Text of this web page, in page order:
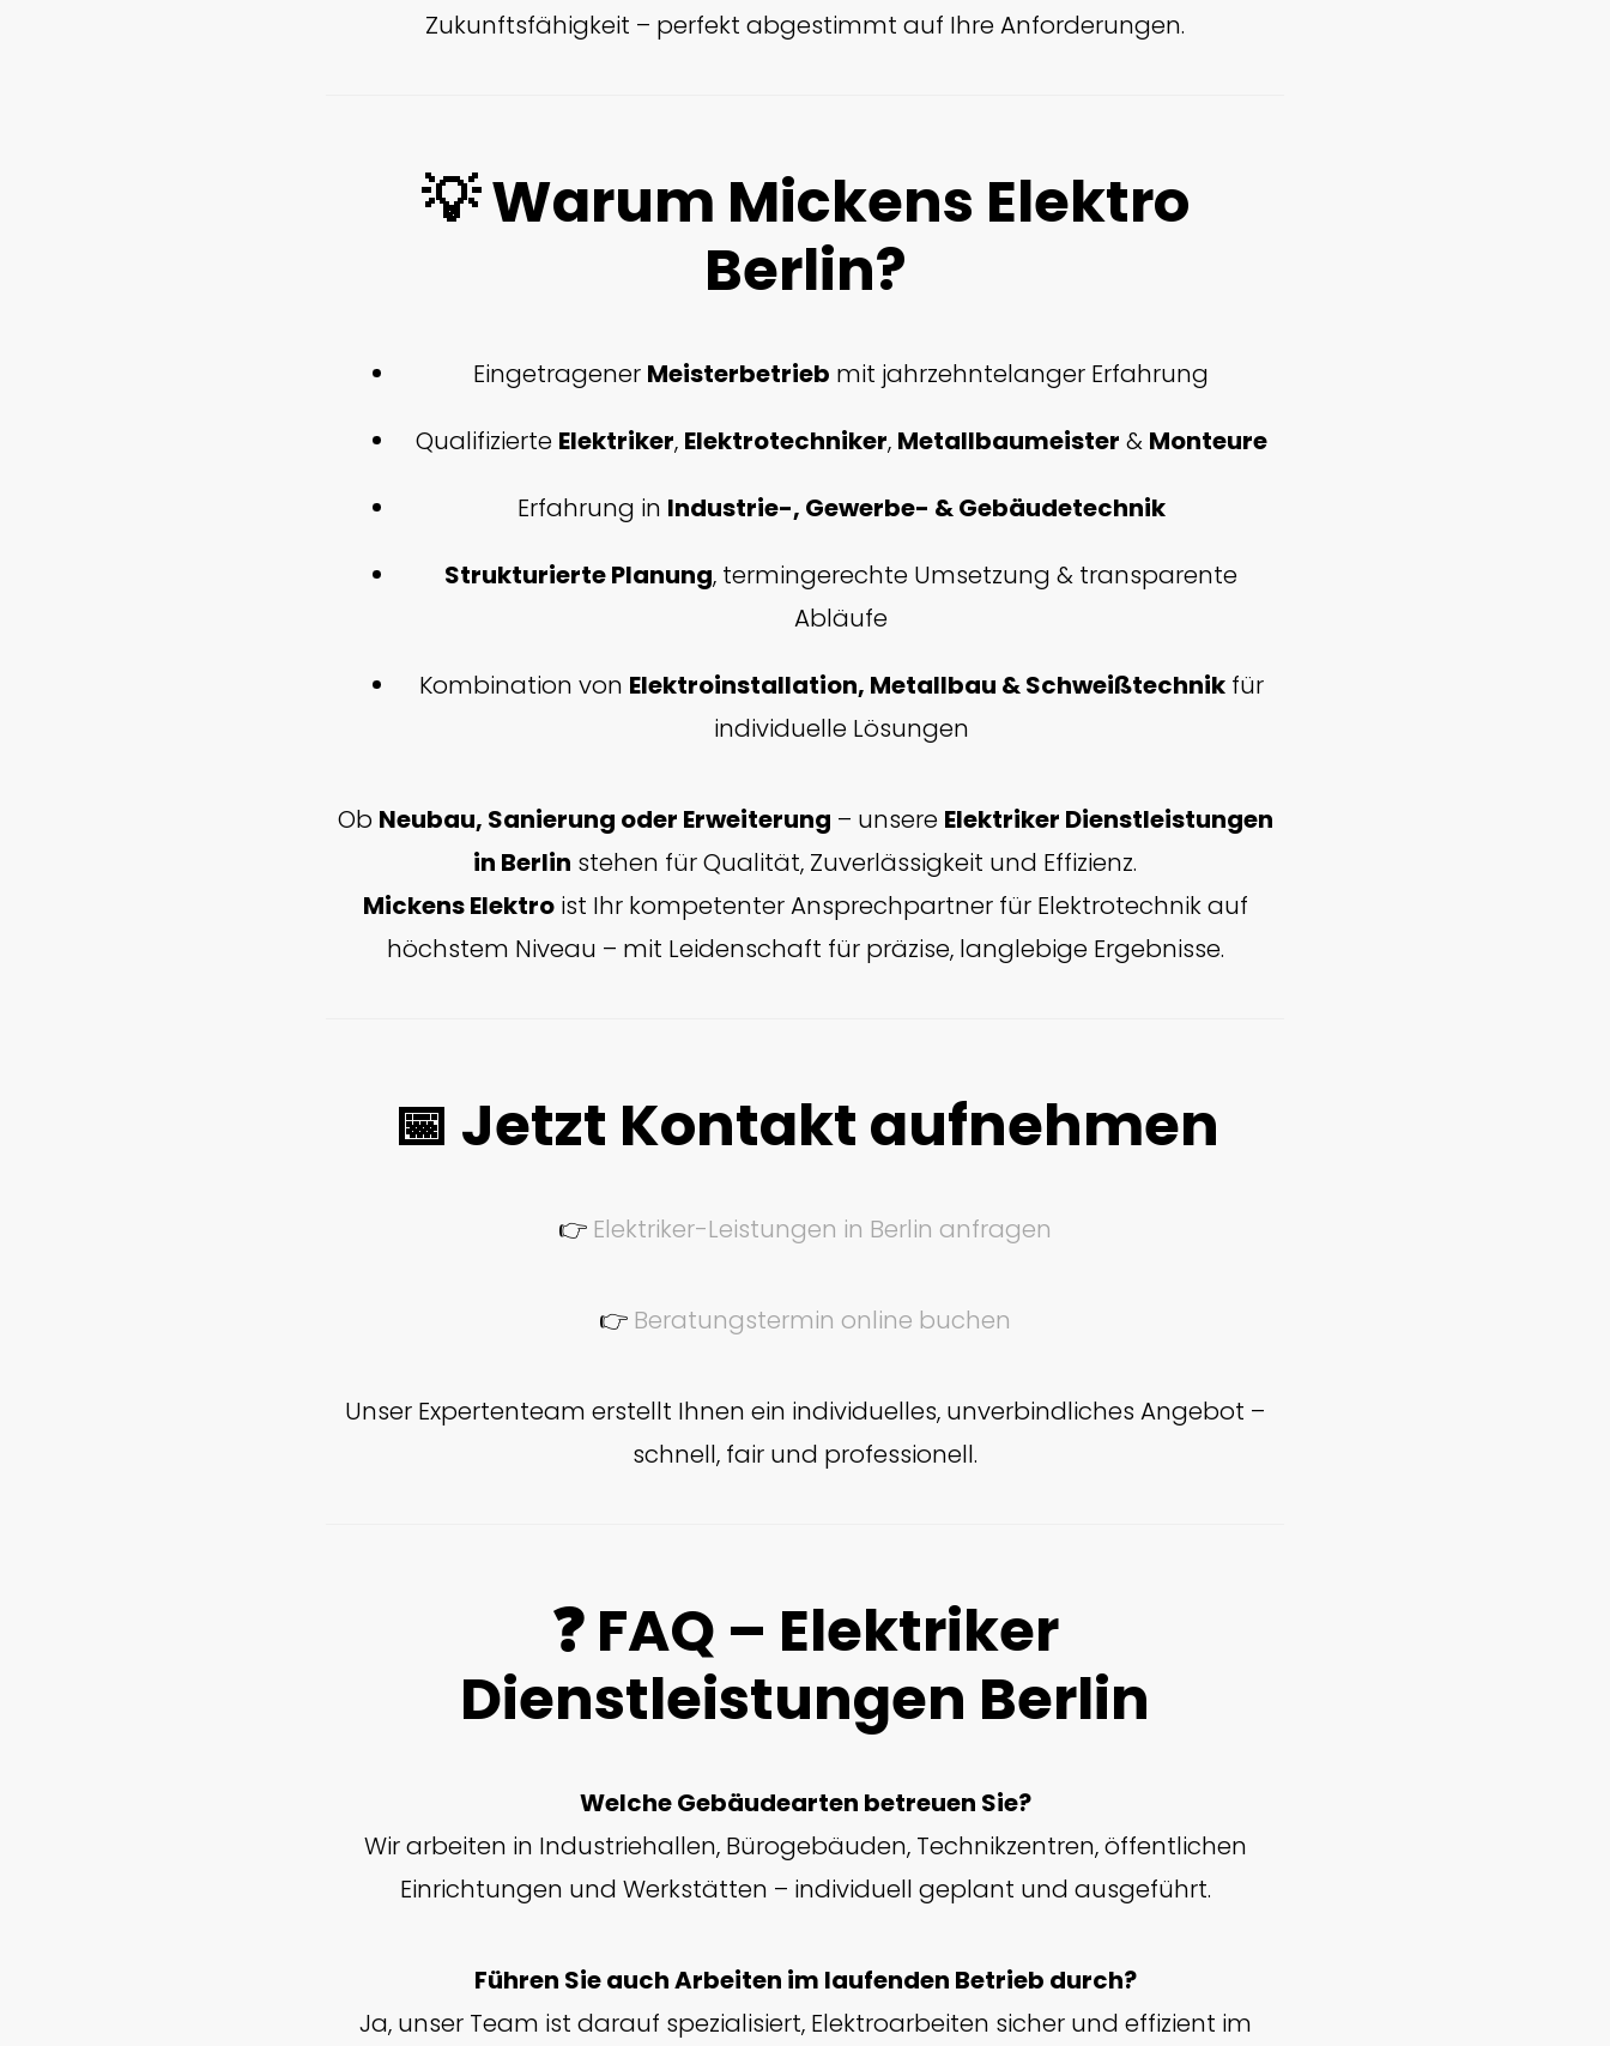
Zukunftsfähigkeit – perfekt abgestimmt auf Ihre Anforderungen.
💡 Warum Mickens Elektro
Berlin?
Eingetragener Meisterbetrieb mit jahrzehntelanger Erfahrung
Qualifizierte Elektriker, Elektrotechniker, Metallbaumeister & Monteure
Erfahrung in Industrie-, Gewerbe- & Gebäudetechnik
Strukturierte Planung, termingerechte Umsetzung & transparente
Abläufe
Kombination von Elektroinstallation, Metallbau & Schweißtechnikfür
individuelle Lösungen
Ob Neubau, Sanierung oder Erweiterung – unsere Elektriker Dienstleistungen
in Berlin stehen für Qualität, Zuverlässigkeit und Effizienz.
Mickens Elektroist Ihr kompetenter Ansprechpartner für Elektrotechnik auf
höchstem Niveau – mit Leidenschaft für präzise, langlebige Ergebnisse.
📅 Jetzt Kontakt aufnehmen
👉 Elektriker-Leistungen in Berlin anfragen
👉 Beratungstermin online buchen
Unser Expertenteam erstellt Ihnen ein individuelles, unverbindliches Angebot –
schnell, fair und professionell.
❓ FAQ – Elektriker
Dienstleistungen Berlin
Welche Gebäudearten betreuen Sie?
Wir arbeiten in Industriehallen, Bürogebäuden, Technikzentren, öffentlichen
Einrichtungen und Werkstätten – individuell geplant und ausgeführt.
Führen Sie auch Arbeiten im laufenden Betrieb durch?
Ja, unser Team ist darauf spezialisiert, Elektroarbeiten sicher und effizient im